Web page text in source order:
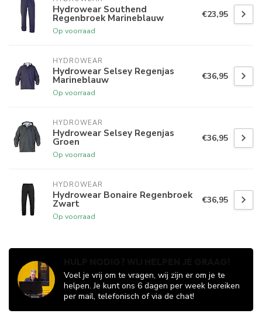
Hydrowear Southend
Regenbroek Marineblauw
Op voorraad
€23,95
HYDROWEAR
Hydrowear Selsey Regenjas
Marineblauw
Op voorraad
€36,95
HYDROWEAR
Hydrowear Selsey Regenjas
Groen
Op voorraad
€36,95
HYDROWEAR
Hydrowear Bonaire Regenbroek
Zwart
Op voorraad
€36,95
Voel je vrij om te vragen, wij zijn er om je te
helpen. Je kunt ons 6 dagen per week bereiken
per mail, telefonisch of via de chat!